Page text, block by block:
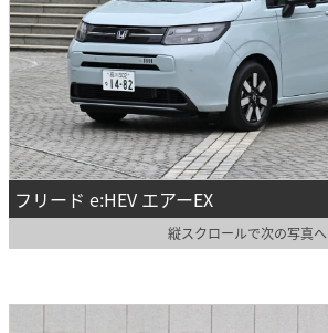
フリード e:HEV エアーEX
縦スクロールで次の写真へ